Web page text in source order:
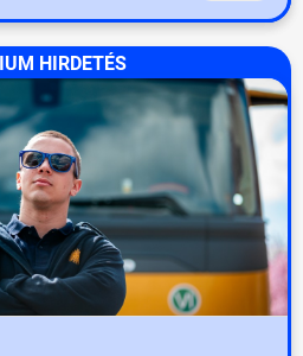
HIRDETÉS